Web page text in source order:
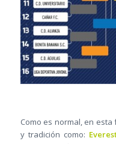
Como es normal, en
y tradición como: